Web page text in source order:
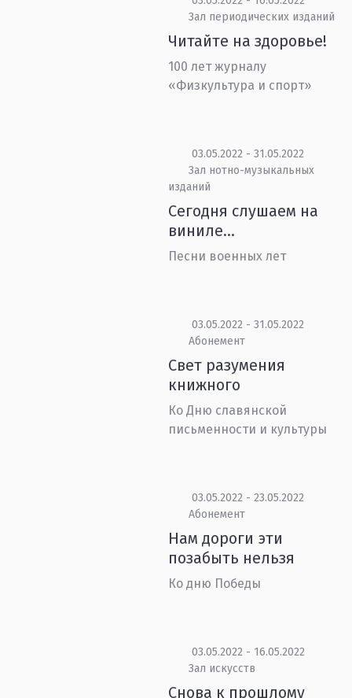
Зал периодических изданий
Читайте на здоровье!
100 лет журналу
«Физкультура и спорт»
03.05.2022 - 31.05.2022
Зал нотно-музыкальных
изданий
Сегодня слушаем на
виниле…
Песни военных лет
03.05.2022 - 31.05.2022
Абонемент
Свет разумения
книжного
Ко Дню славянской
письменности и культуры
03.05.2022 - 23.05.2022
Абонемент
Нам дороги эти
позабыть нельзя
Ко дню Победы
03.05.2022 - 16.05.2022
Зал искусств
Снова к прошлому